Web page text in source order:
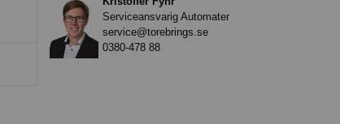
Serviceansvarig Automater
service@torebrings.se
0380-478 88